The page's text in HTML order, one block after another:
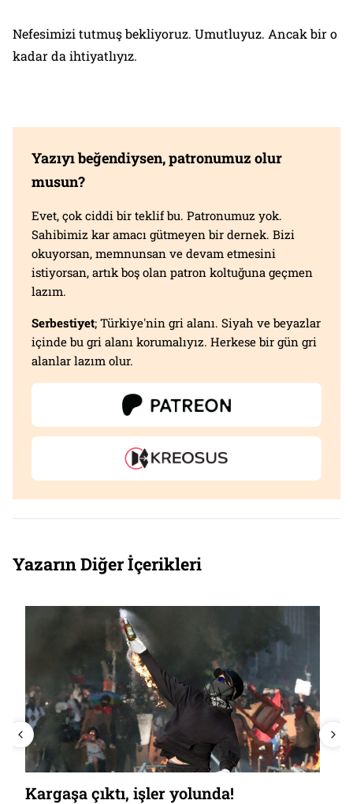
Nefesimizi tutmuş bekliyoruz. Umutluyuz. Ancak bir o
kadar da ihtiyatlıyız.
Yazıyı beğendiysen, patronumuz olur
musun?
Evet, çok ciddi bir teklif bu. Patronumuz yok.
Sahibimiz kar amacı gütmeyen bir dernek. Bizi
okuyorsan, memnunsan ve devam etmesini
istiyorsan, artık boş olan patron koltuğuna geçmen
lazım.
Serbestiyet; Türkiye'nin gri alanı. Siyah ve beyazlar
içinde bu gri alanı korumalıyız. Herkese bir gün gri
alanlar lazım olur.
Yazarın Diğer İçerikleri
YPG’nin geleceği ne olacak?